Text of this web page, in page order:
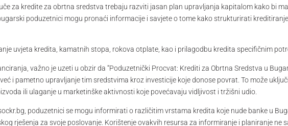
za kredite za obrtna sredstva trebaju razviti jasan plan upravljanja kapitalom kako bi
poduzetnici mogu pronaći informacije i savjete o tome kako strukturirati
uvjeta kredita, kamatnih stopa, rokova otplate, kao i prilagodbu kredita specifičnim
važno je uzeti u obzir da “Poduzetnički Procvat: Krediti za Obrtna Sredstva u
i pametno upravljanje tim sredstvima kroz investicije koje donose povrat. To može
ili ulaganje u marketinške aktivnosti koje povećavaju vidljivost i tržišni udio.
poduzetnici se mogu informirati o različitim vrstama kredita koje nude banke u
rješenja za svoje poslovanje. Korištenje ovakvih resursa za informiranje i planiranje ne